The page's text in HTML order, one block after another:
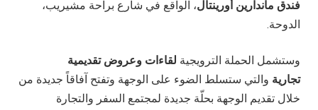
فندق ماندارين أورينتال، الواقع في شارع براحة مشيريب،
الدوحة.
وستشمل الحملة الترويجية لقاءات وعروض تقديمية
تجارية والتي ستسلط الضوء على الوجهة وتفتح آفاقاً جديدة من
خلال تقديم الوجهة بحلّة جديدة لمجتمع السفر والتجارة